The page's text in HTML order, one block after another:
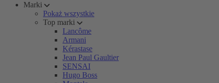
Marki
Pokaż wszystkie
Top marki
Lancôme
Armani
Kérastase
Jean Paul Gaultier
SENSAI
Hugo Boss